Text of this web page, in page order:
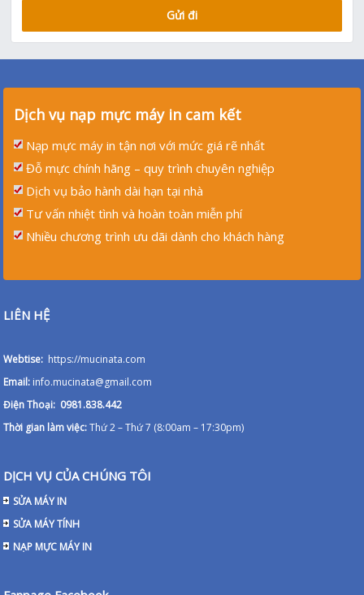
Dịch vụ nạp mực máy in cam kết
Nạp mực máy in tận nơi với mức giá rẽ nhất
Đỗ mực chính hãng – quy trình chuyên nghiệp
Dịch vụ bảo hành dài hạn tại nhà
Tư vấn nhiệt tình và hoàn toàn miễn phí
Nhiều chương trình ưu dãi dành cho khách hàng
LIÊN HỆ
Webtise: https://mucinata.com
Email: info.mucinata@gmail.com
Điện Thoại: 0981.838.442
Thời gian làm việc:Thứ 2 – Thứ 7 (8:00am – 17:30pm)
DỊCH VỤ CỦA CHÚNG TÔI
SỬA MÁY IN
SỬA MÁY TÍNH
NẠP MỰC MÁY IN